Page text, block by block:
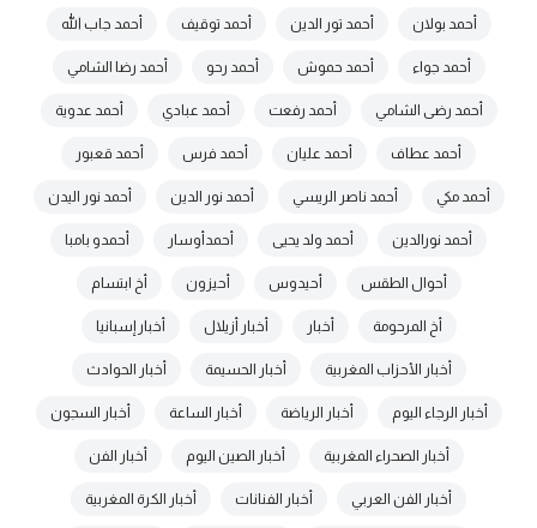
أحمد بولان أحمد تور الدين أحمد توقيف أحمد جاب الله
أحمد جواء أحمد حموش أحمد رحو أحمد رضا الشامي
أحمد رضى الشامي أحمد رفعت أحمد عبادي أحمد عدوية
أحمد عطاف أحمد عليان أحمد فرس أحمد قعبور
أحمد مكي أحمد ناصر الريسي أحمد نور الدين أحمد نور اليدن
أحمد نورالدين أحمد ولد يحيى أحمدأوسار أحمدو بامبا
أحوال الطقس أحيدوس أحيزون أخ ابتسام
أخ المرحومة أخبار أخبار أزيلال أخبار إسبانيا
أخبار الأحزاب المغربية أخبار الحسيمة أخبار الحوادث
أخبار الرجاء اليوم أخبار الرياضة أخبار الساعة أخبار السجون
أخبار الصحراء المغربية أخبار الصين اليوم أخبار الفن
أخبار الفن العربي أخبار الفنانات أخبار الكرة المغربية